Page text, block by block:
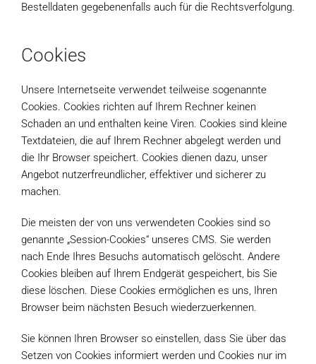
Bestelldaten gegebenenfalls auch für die Rechtsverfolgung.
Cookies
Unsere Internetseite verwendet teilweise sogenannte
Cookies. Cookies richten auf Ihrem Rechner keinen
Schaden an und enthalten keine Viren. Cookies sind kleine
Textdateien, die auf Ihrem Rechner abgelegt werden und
die Ihr Browser speichert. Cookies dienen dazu, unser
Angebot nutzerfreundlicher, effektiver und sicherer zu
machen.
Die meisten der von uns verwendeten Cookies sind so
genannte „Session-Cookies“ unseres CMS. Sie werden
nach Ende Ihres Besuchs automatisch gelöscht. Andere
Cookies bleiben auf Ihrem Endgerät gespeichert, bis Sie
diese löschen. Diese Cookies ermöglichen es uns, Ihren
Browser beim nächsten Besuch wiederzuerkennen.
Sie können Ihren Browser so einstellen, dass Sie über das
Setzen von Cookies informiert werden und Cookies nur im